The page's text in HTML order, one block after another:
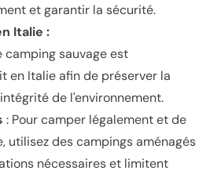
et garantir la sécurité.
Italie :
camping sauvage est
en Italie afin de préserver la
de l'environnement.
: Pour camper légalement et de
utilisez des campings aménagés
nécessaires et limitent